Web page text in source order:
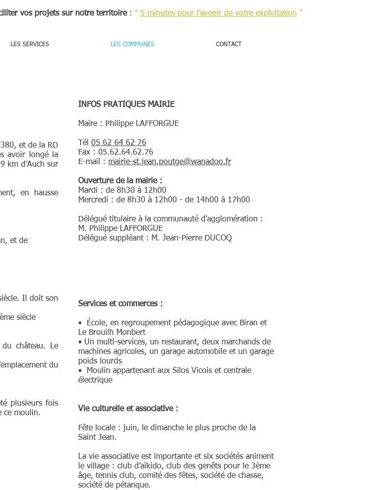
vos projets sur notre territoire : " 5 minutes pour l'avenir de votre exploitation "
LES SERVICES LES COMMUNES CONTACT
et de la RD
avoir longé la
km d’Auch sur
en hausse
et de
Il doit son
siècle
château. Le
du
plusieurs fois
ce moulin.
INFOS PRATIQUES MAIRIE
Maire : Philippe LAFFORGUE
Tél 05 62 64 62 76
Fax : 05.62.64.62.76
E-mail : mairie-st.jean.poutge@wanadoo.fr
Ouverture de la mairie :
Mardi : de 8h30 à 12h00
Mercredi : de 8h30 à 12h00 - de 14h00 à 17h00
Délégué titulaire à la communauté d'agglomération :
M. Philippe LAFFORGUE
Délégué suppléant : M. Jean-Pierre DUCOQ
Services et commerces :
• École, en regroupement pédagogique avec Biran et
Le Brouilh Monbert
• Un multi-services, un restaurant, deux marchands de
machines agricoles, un garage automobile et un garage
poids lourds
• Moulin appartenant aux Silos Vicois et centrale
électrique
Vie culturelle et associative :
Fête locale : juin, le dimanche le plus proche de la
Saint Jean.
La vie associative est importante et six sociétés animent
le village : club d’aïkido, club des genêts pour le 3ème
âge, tennis club, comité des fêtes, société de chasse,
société de pétanque.